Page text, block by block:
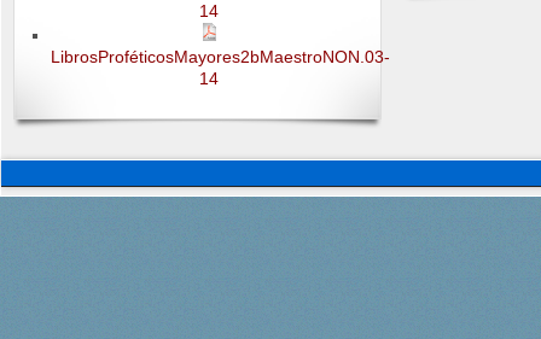
14
LibrosProféticosMayores2bMaestroNON.03-
14